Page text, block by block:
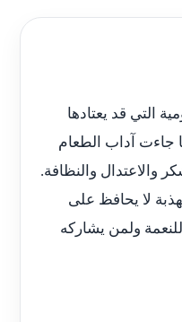
التي قد يعتادها
جاءت آداب الطعام
والاعتدال والنظافة.
لا يحافظ على
ولمن يشاركه